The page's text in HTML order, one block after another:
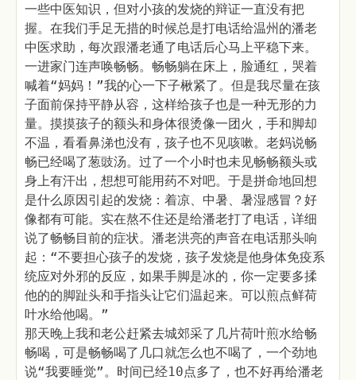
一些中医知识，但对小孩的发烧的辩证一直没有把
握。在我们手足无措的时候总是打电话给温州的潘老
中医求助，每次跟潘老通了电话后心马上平稳下来。
一进家门连声唤畅畅。畅畅躺在床上，脸通红，哭着
喊着“妈妈！”我的心一下子楸紧了。但是我尽量在孩
子面前保持平静从容，这样给孩子也是一种无形的力
量。摸摸孩子的额头和身体很烫像一团火，手和脚却
不温，看看鼻涕也没有，孩子也不见咳嗽。老妈说畅
畅已经喝了葱豉汤。过了一个小时也未见畅畅额头或
身上有汗出，想想可能用药不对吧。于是拼命地回想
是什么原因引起的发烧：着凉、中暑、暑湿感冒？好
像都有可能。实在熬不住还是给潘老打了电话，详细
说了畅畅目前的症状。潘老洪亮的声音在电话那头响
起：“不要担心孩子的发烧，孩子发烧是他身体免疫系
统应对外邪的反应，如果手脚是冰的，你一定要多揉
他的的脚趾头和手指头让它们温起来。可以煎点鲜荷
叶水给他喝。”
那天晚上我和老公赶紧去城郊采了几片荷叶煎水给畅
畅喝，可是畅畅喝了几口就怎么也不喝了，一个劲地
说“我要睡觉”。时间已经10点多了，也不好再给潘老